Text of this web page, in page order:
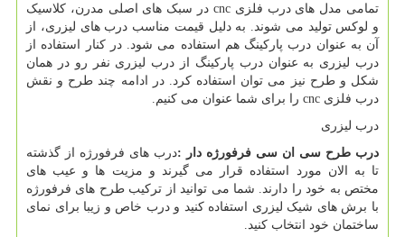
تمامی مدل های درب فلزی cnc در سبک های اصلی مدرن، کلاسیک
و لوکس تولید می شوند. به دلیل قیمت مناسب درب های لیزری، از
آن به عنوان درب پارکینگ هم استفاده می شود. در کنار استفاده از
درب لیزری به عنوان درب پارکینگ از درب لیزری نفر رو در همان
شکل و طرح نیز می توان استفاده کرد. در ادامه چند طرح و نقش
درب فلزی cnc را برای شما عنوان می کنیم.
درب لیزری
درب طرح سی ان سی فرفورژه دار
:درب های فرفورژه از گذشته
تا به الان مورد استفاده قرار می گیرند و مزیت ها و عیب های
مختص به خود را دارند. شما می توانید از ترکیب طرح های فرفورژه
با برش های شیک لیزری استفاده کنید و درب خاص و زیبا برای نمای
ساختمان خود انتخاب کنید.